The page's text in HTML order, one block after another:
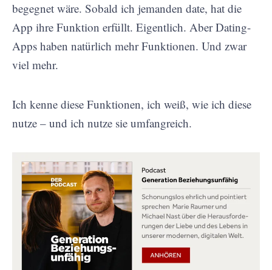
begegnet wäre. Sobald ich jemanden date, hat die
App ihre Funktion erfüllt. Eigentlich. Aber Dating-
Apps haben natürlich mehr Funktionen. Und zwar
viel mehr.
Ich kenne diese Funktionen, ich weiß, wie ich diese
nutze – und ich nutze sie umfangreich.